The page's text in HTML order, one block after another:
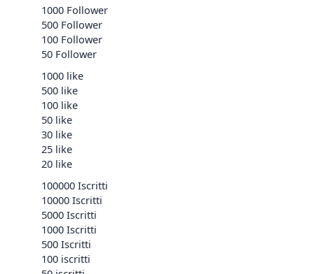
1000 Follower
500 Follower
100 Follower
50 Follower
1000 like
500 like
100 like
50 like
30 like
25 like
20 like
100000 Iscritti
10000 Iscritti
5000 Iscritti
1000 Iscritti
500 Iscritti
100 iscritti